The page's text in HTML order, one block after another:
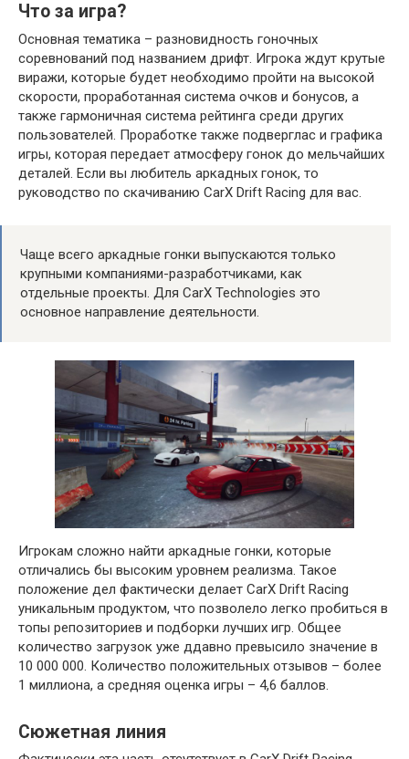
Что за игра?
Основная тематика – разновидность гоночных
соревнований под названием дрифт. Игрока ждут крутые
виражи, которые будет необходимо пройти на высокой
скорости, проработанная система очков и бонусов, а
также гармоничная система рейтинга среди других
пользователей. Проработке также подверглас и графика
игры, которая передает атмосферу гонок до мельчайших
деталей. Если вы любитель аркадных гонок, то
руководство по скачиванию CarX Drift Racing для вас.
Чаще всего аркадные гонки выпускаются только
крупными компаниями-разработчиками, как
отдельные проекты. Для CarX Technologies это
основное направление деятельности.
Игрокам сложно найти аркадные гонки, которые
отличались бы высоким уровнем реализма. Такое
положение дел фактически делает CarX Drift Racing
уникальным продуктом, что позволело легко пробиться в
топы репозиториев и подборки лучших игр. Общее
количество загрузок уже ддавно превысило значение в
10 000 000. Количество положительных отзывов – более
1 миллиона, а средняя оценка игры – 4,6 баллов.
Сюжетная линия